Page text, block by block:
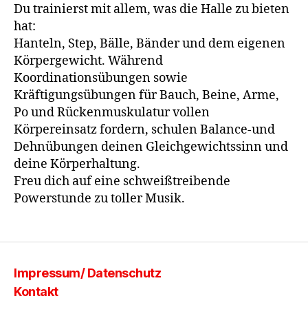
Du trainierst mit allem, was die Halle zu bieten
hat:
Hanteln, Step, Bälle, Bänder und dem eigenen
Körpergewicht. Während
Koordinationsübungen sowie
Kräftigungsübungen für Bauch, Beine, Arme,
Po und Rückenmuskulatur vollen
Körpereinsatz fordern, schulen Balance-und
Dehnübungen deinen Gleichgewichtssinn und
deine Körperhaltung.
Freu dich auf eine schweißtreibende
Powerstunde zu toller Musik.
Impressum/ Datenschutz
Kontakt